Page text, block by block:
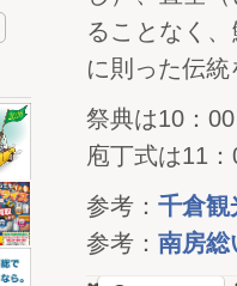
ることなく
に則った伝
祭典は10：
庖丁式は11
参考： 千倉観
参考： 南房総